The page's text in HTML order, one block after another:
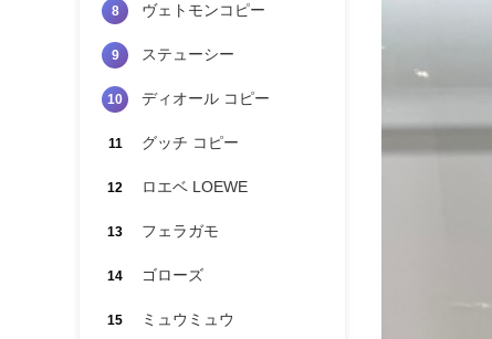
8 ヴェトモンコピー
9 ステューシー
10 ディオール コピー
11 グッチ コピー
12 ロエベ LOEWE
13 フェラガモ
14 ゴローズ
15 ミュウミュウ